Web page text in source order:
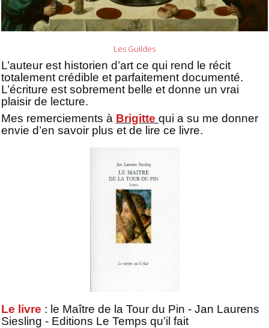
Les Guildes
L’auteur est historien d’art ce qui rend le récit
totalement crédible et parfaitement documenté.
L’écriture est sobrement belle et donne un vrai
plaisir de lecture.
Mes remerciements à Brigitte qui a su me donner
envie d’en savoir plus et de lire ce livre.
Le livre : le Maître de la Tour du Pin - Jan Laurens
Siesling - Editions Le Temps qu’il fait